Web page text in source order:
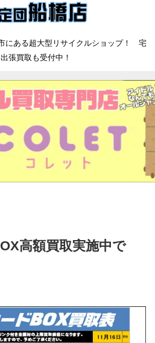
にある超大型リサイクルショップ！ 宅
張買取も受付中！
高額買取実施中で